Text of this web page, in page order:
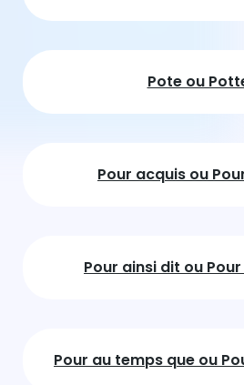
Pote ou
Pour acquis ou
Pour ainsi dit ou
Pour au temps que ou